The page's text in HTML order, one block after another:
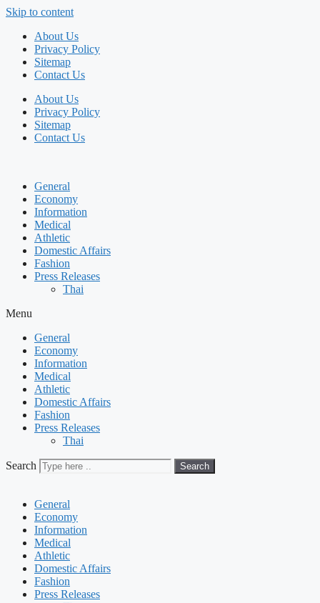
Skip to content
About Us
Privacy Policy
Sitemap
Contact Us
About Us
Privacy Policy
Sitemap
Contact Us
General
Economy
Information
Medical
Athletic
Domestic Affairs
Fashion
Press Releases
Thai
Menu
General
Economy
Information
Medical
Athletic
Domestic Affairs
Fashion
Press Releases
Thai
Search Search
General
Economy
Information
Medical
Athletic
Domestic Affairs
Fashion
Press Releases